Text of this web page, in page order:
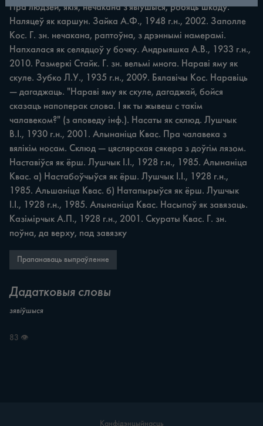
Пра людзей, якія, нечакана з'явіўшыся, робяць шкоду.
Наляцеў як каршун. Зайка А.Ф., 1948 г.н., 2002. Заполле
Кос. Г. зн. нечакана, раптоўна, з дрэннымі намерамі.
Напхалася як селядцоў у бочку. Андрыяшка А.В., 1933 г.н.,
2010. Размеркі Стайк. Г. зн. вельмі многа. Нараві яму як
скуле. Зубко Л.У., 1935 г.н., 2009. Бялавічы Кос. Наравіць
— дагаджаць. "Нараві яму як скуле, дагаджай, бойся
сказацъ напоперак слова. І як ты жывеш с такім
чалавеком?" (з аповеду інф.). Насаты як склюд. Лушчык
В.І., 1930 г.н., 2001. Алынаніца Квас. Пра чалавека з
вялікім носам. Склюд — цяслярская сякера з доўгім лязом.
Наставіўся як ёрш. Лушчык І.І., 1928 г.н., 1985. Алынаніца
Квас. а) Настабоўчыўся як ёрш. Лушчык І.І., 1928 г.н.,
1985. Альшаніца Квас. б) Натапырыўся як ёрш. Лушчык
І.І., 1928 г.н., 1985. Алынаніца Квас. Насыпаў як завязаць.
Казімірчык А.П., 1928 г.н., 2001. Скураты Квас. Г. зн.
поўна, да верху, пад завязку
Прапанаваць выпраўленне
Дадатковыя словы
зявіўшыся
83 👁
Канфідэнцыйнасць